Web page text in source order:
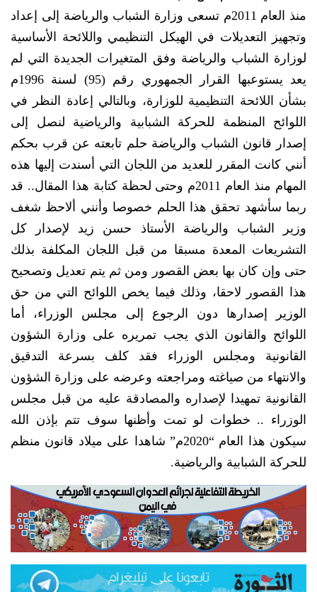
منذ العام 2011م تسعى وزارة الشباب والرياضة إلى إعداد
وتجهيز التعديلات في الهيكل التنظيمي واللائحة الأساسية
لوزارة الشباب والرياضة وفق المتغيرات الجديدة التي لم
يعد يستوعبها القرار الجمهوري رقم (95) لسنة 1996م
بشأن اللائحة التنظيمية للوزارة، وبالتالي إعادة النظر في
اللوائح المنظمة للحركة الشبابية والرياضية لنصل إلى
إصدار قانون الشباب والرياضة حلم تابعته عن قرب بحكم
أنني كانت المقرر للعديد من اللجان التي أسندت إليها هذه
المهام منذ العام 2011م وحتى لحظة كتابة هذا المقال.. قد
ربما سأشهد تحقق هذا الحلم خصوصا وأنني ألاحظ شغف
وزير الشباب والرياضة الأستاذ حسن زيد لإصدار كل
التشريعات المعدة مسبقا من قبل اللجان المكلفة بذلك
حتى وإن كان بها بعض القصور ومن ثم يتم تعديل وتصحيح
هذا القصور لاحقا، وذلك فيما يخص اللوائح التي من حق
الوزير إصدارها دون الرجوع إلى مجلس الوزراء، أما
اللوائح والقانون الذي يجب تمريره على وزارة الشؤون
القانونية ومجلس الوزراء فقد كلف بسرعة التدقيق
والانتهاء من صياغته ومراجعته وعرضه على وزارة الشؤون
القانونية تمهيدا لإصداره والمصادقة عليه من قبل مجلس
الوزراء .. خطوات لو تمت وأظنها سوف تتم بإذن الله
سيكون هذا العام “2020م” شاهدا على ميلاد قانون منظم
للحركة الشبابية والرياضية.